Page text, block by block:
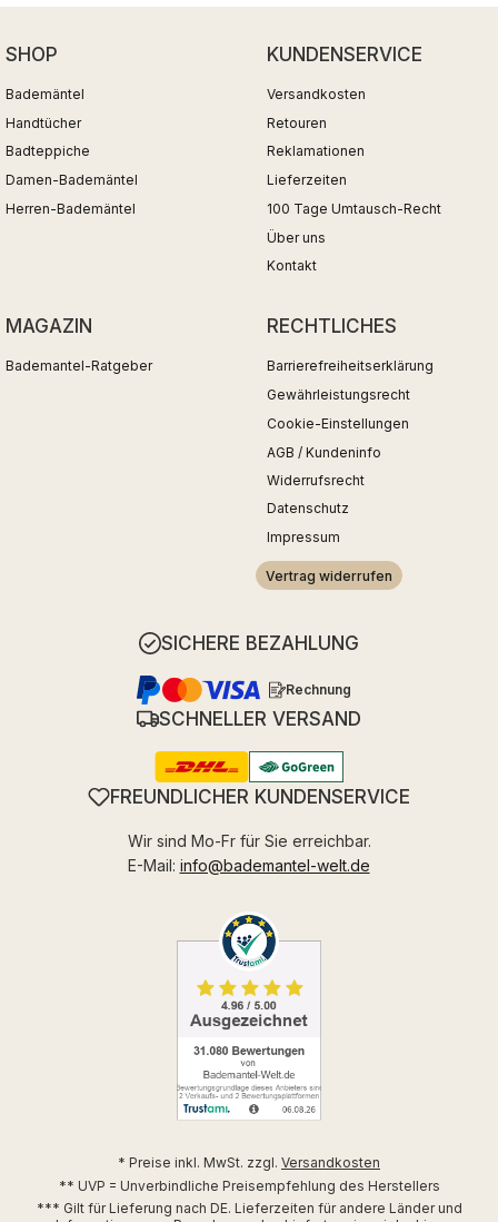
SHOP
Bademäntel
Handtücher
Badteppiche
Damen-Bademäntel
Herren-Bademäntel
KUNDENSERVICE
Versandkosten
Retouren
Reklamationen
Lieferzeiten
100 Tage Umtausch-Recht
Über uns
Kontakt
MAGAZIN
Bademantel-Ratgeber
RECHTLICHES
Barrierefreiheitserklärung
Gewährleistungsrecht
Cookie-Einstellungen
AGB / Kundeninfo
Widerrufsrecht
Datenschutz
Impressum
Vertrag widerrufen
SICHERE BEZAHLUNG
Rechnung
SCHNELLER VERSAND
FREUNDLICHER KUNDENSERVICE
Wir sind Mo-Fr für Sie erreichbar.
E-Mail: info@bademantel-welt.de
* Preise inkl. MwSt. zzgl. Versandkosten
** UVP = Unverbindliche Preisempfehlung des Herstellers
*** Gilt für Lieferung nach DE. Lieferzeiten für andere Länder und